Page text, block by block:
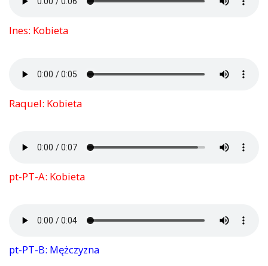
Ines: Kobieta
Raquel: Kobieta
pt-PT-A: Kobieta
pt-PT-B: Mężczyzna